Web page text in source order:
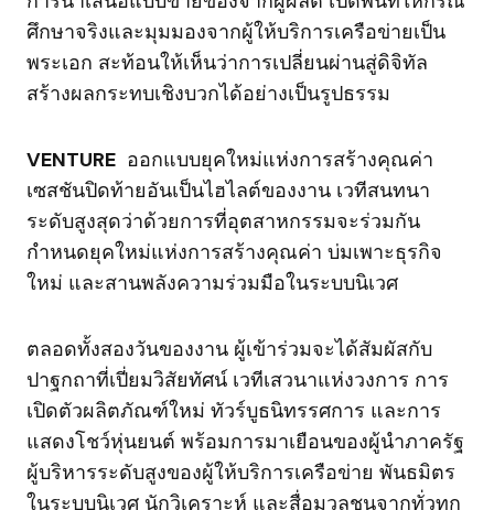
ศึกษาจริงและมุมมองจากผู้ให้บริการเครือข่ายเป็น
พระเอก สะท้อนให้เห็นว่าการเปลี่ยนผ่านสู่ดิจิทัล
สร้างผลกระทบเชิงบวกได้อย่างเป็นรูปธรรม
VENTURE ออกแบบยุคใหม่แห่งการสร้างคุณค่า
เซสชันปิดท้ายอันเป็นไฮไลต์ของงาน เวทีสนทนา
ระดับสูงสุดว่าด้วยการที่อุตสาหกรรมจะร่วมกัน
กำหนดยุคใหม่แห่งการสร้างคุณค่า บ่มเพาะธุรกิจ
ใหม่ และสานพลังความร่วมมือในระบบนิเวศ
ตลอดทั้งสองวันของงาน ผู้เข้าร่วมจะได้สัมผัสกับ
ปาฐกถาที่เปี่ยมวิสัยทัศน์ เวทีเสวนาแห่งวงการ การ
เปิดตัวผลิตภัณฑ์ใหม่ ทัวร์บูธนิทรรศการ และการ
แสดงโชว์หุ่นยนต์ พร้อมการมาเยือนของผู้นำภาครัฐ
ผู้บริหารระดับสูงของผู้ให้บริการเครือข่าย พันธมิตร
ในระบบนิเวศ นักวิเคราะห์ และสื่อมวลชนจากทั่วทุก